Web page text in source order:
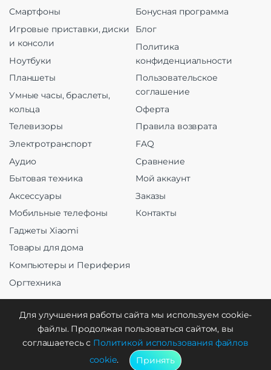
Смартфоны
Игровые приставки, диски
и консоли
Ноутбуки
Планшеты
Умные часы, браслеты,
кольца
Телевизоры
Электротранспорт
Аудио
Бытовая техника
Аксессуары
Мобильные телефоны
Гаджеты Xiaomi
Товары для дома
Компьютеры и Периферия
Оргтехника
Бонусная программа
Блог
Политика
конфиденциальности
Пользовательское
соглашение
Оферта
Правила возврата
FAQ
Сравнение
Мой аккаунт
Заказы
Контакты
Создание и продвижение
WebCreative Studio
Для улучшения работы сайта мы используем cookie-
файлы. Продолжая пользоваться сайтом, вы
соглашаетесь с Политикой использования файлов
cookie. Принять